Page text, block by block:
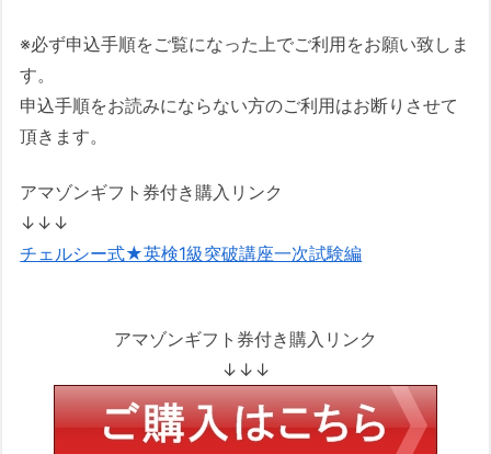
※必ず申込手順をご覧になった上でご利用をお願い致しま
す。
申込手順をお読みにならない方のご利用はお断りさせて
頂きます。
アマゾンギフト券付き購入リンク
↓↓↓
チェルシー式★英検1級突破講座一次試験編
アマゾンギフト券付き購入リンク
↓↓↓